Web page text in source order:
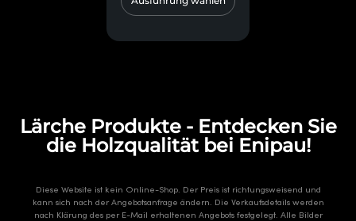
Lärche Produkte - Entdecken Sie
die Holzqualität bei Enipau!
Diese Website ist kein Online-Shop. Der Preis ist richtungsweisend und
kann sich nach der Angebotsanfrage ändern. Die Verkaufsdetails werden
nach Klärung des per E-Mail erhaltenen Angebots festgelegt. Alle Bilder